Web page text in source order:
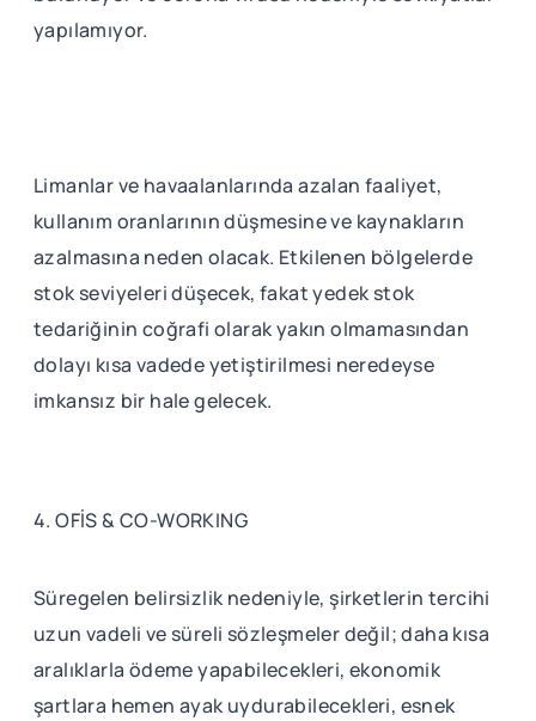
yapılamıyor.
Limanlar ve havaalanlarında azalan faaliyet,
kullanım oranlarının düşmesine ve kaynakların
azalmasına neden olacak. Etkilenen bölgelerde
stok seviyeleri düşecek, fakat yedek stok
tedariğinin coğrafi olarak yakın olmamasından
dolayı kısa vadede yetiştirilmesi neredeyse
imkansız bir hale gelecek.
4. OFİS & CO-WORKING
Süregelen belirsizlik nedeniyle, şirketlerin tercihi
uzun vadeli ve süreli sözleşmeler değil; daha kısa
aralıklarla ödeme yapabilecekleri, ekonomik
şartlara hemen ayak uydurabilecekleri, esnek